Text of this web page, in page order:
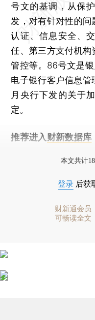
号文的基调，从保
发，对有针对性的
认证、信息安全、
任、第三方支付机
管控等。86号文是
电子银行客户信息管
月央行下发的关于
定。
推荐进入 财新数据库
本文共计
登录 后获
财新通会员
可畅读全文